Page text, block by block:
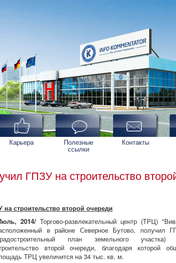
Карьера Полезные
ссылки
Контакты
ГПЗУ на строительство
строительство второй очереди
2014/ Торгово-развлекательный центр (ТРЦ)
в районе Северное Бутово, получил
план земельного участка)
второй очереди, благодаря которой
ТРЦ увеличится на 34 тыс. кв. м.